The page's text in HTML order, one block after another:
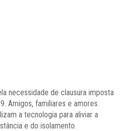
necessidade de clausura imposta
Amigos, familiares e amores
a tecnologia para aliviar a
e do isolamento.